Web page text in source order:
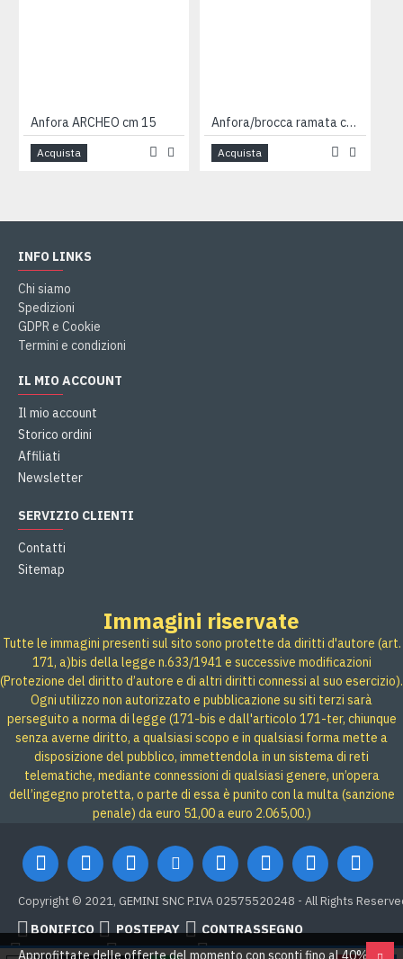
Anfora ARCHEO cm 15
Acquista
Anfora/brocca ramata cm 22
Acquista
INFO LINKS
Chi siamo
Spedizioni
GDPR e Cookie
Termini e condizioni
IL MIO ACCOUNT
Il mio account
Storico ordini
Affiliati
Newsletter
SERVIZIO CLIENTI
Contatti
Sitemap
Immagini riservate
Tutte le immagini presenti sul sito sono protette da diritti d'autore (art.
171, a)bis della legge n.633/1941 e successive modificazioni
(Protezione del diritto d’autore e di altri diritti connessi al suo esercizio).
Ogni utilizzo non autorizzato e pubblicazione su siti terzi sarà
perseguito a norma di legge (171-bis e dall'articolo 171-ter, chiunque
senza averne diritto, a qualsiasi scopo e in qualsiasi forma mette a
disposizione del pubblico, immettendola in un sistema di reti
telematiche, mediante connessioni di qualsiasi genere, un’opera
dell’ingegno protetta, o parte di essa è punito con la multa (sanzione
penale) da euro 51,00 a euro 2.065,00.)
Copyright © 2021, GEMINI SNC P.IVA 02575520248 - All Rights
BONIFICO POSTEPAY
CONTRASSEGNO
Credit card
Google Pay PAYPAL
Approfittate delle offerte del momento con sconti fino al 40% su